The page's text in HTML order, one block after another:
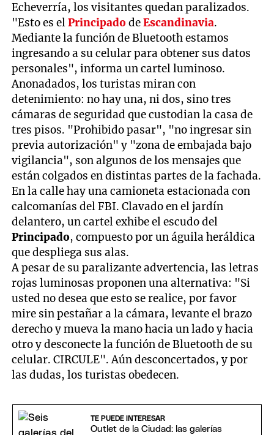
Echeverría, los visitantes quedan paralizados.
"Esto es elPrincipadodeEscandinavia.
Mediante la función de Bluetooth estamos
ingresando a su celular para obtener sus datos
personales", informa un cartel luminoso.
Anonadados, los turistas miran con
detenimiento: no hay una, ni dos, sino tres
cámaras de seguridad que custodian la casa de
tres pisos. "Prohibido pasar", "no ingresar sin
previa autorización" y "zona de embajada bajo
vigilancia", son algunos de los mensajes que
están colgados en distintas partes de la fachada.
En la calle hay una camioneta estacionada con
calcomanías del FBI. Clavado en el jardín
delantero, un cartel exhibe el escudo del
Principado, compuesto por un águila heráldica
que despliega sus alas.
A pesar de su paralizante advertencia, las letras
rojas luminosas proponen una alternativa: "Si
usted no desea que esto se realice, por favor
mire sin pestañar a la cámara, levante el brazo
derecho y mueva la mano hacia un lado y hacia
otro y desconecte la función de Bluetooth de su
celular. CIRCULE". Aún desconcertados, y por
las dudas, los turistas obedecen.
TE PUEDE INTERESAR
Outlet de la Ciudad: las galerías